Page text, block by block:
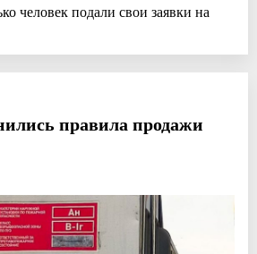
человек подали свои заявки на
правила продажи